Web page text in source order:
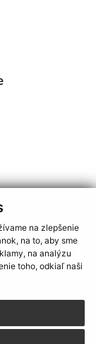
na zlepšenie
na to, aby sme
na analýzu
toho, odkiaľ naši
s využitím RSS
stránok web portál
domény,